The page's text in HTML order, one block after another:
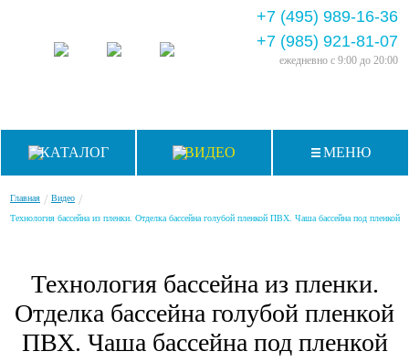
+7 (495) 989-16-36
+7 (985) 921-81-07
ежедневно с 9:00 до 20:00
КАТАЛОГ ВИДЕО МЕНЮ
Главная / Видео /
Технология бассейна из пленки. Отделка бассейна голубой пленкой ПВХ. Чаша бассейна под пленкой
Технология бассейна из пленки.
Отделка бассейна голубой пленкой
ПВХ. Чаша бассейна под пленкой